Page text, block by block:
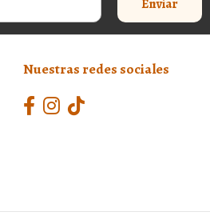
Enviar
Nuestras redes sociales